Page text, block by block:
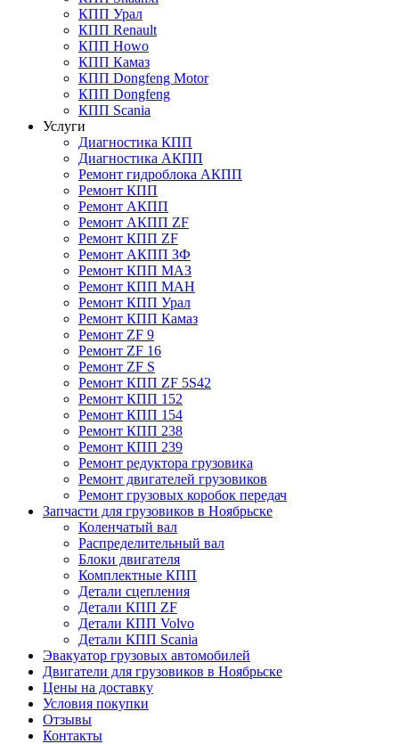
КПП Урал
КПП Renault
КПП Howo
КПП Камаз
КПП Dongfeng Motor
КПП Dongfeng
КПП Scania
Услуги
Диагностика КПП
Диагностика АКПП
Ремонт гидроблока АКПП
Ремонт КПП
Ремонт АКПП
Ремонт АКПП ZF
Ремонт КПП ZF
Ремонт АКПП ЗФ
Ремонт КПП МАЗ
Ремонт КПП МАН
Ремонт КПП Урал
Ремонт КПП Камаз
Ремонт ZF 9
Ремонт ZF 16
Ремонт ZF S
Ремонт КПП ZF 5S42
Ремонт КПП 152
Ремонт КПП 154
Ремонт КПП 238
Ремонт КПП 239
Ремонт редуктора грузовика
Ремонт двигателей грузовиков
Ремонт грузовых коробок передач
Запчасти для грузовиков в Ноябрьске
Коленчатый вал
Распределительный вал
Блоки двигателя
Комплектные КПП
Детали сцепления
Детали КПП ZF
Детали КПП Volvo
Детали КПП Scania
Эвакуатор грузовых автомобилей
Двигатели для грузовиков в Ноябрьске
Цены на доставку
Условия покупки
Отзывы
Контакты